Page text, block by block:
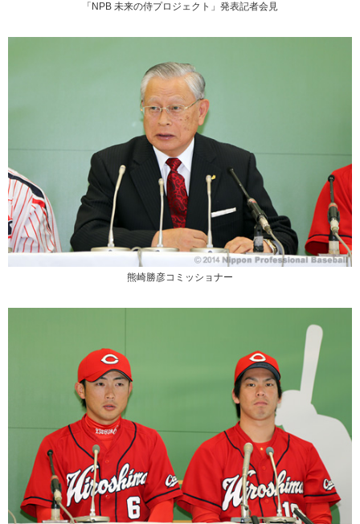
「NPB 未来の侍プロジェクト」発表記者会見
熊崎勝彦コミッショナー